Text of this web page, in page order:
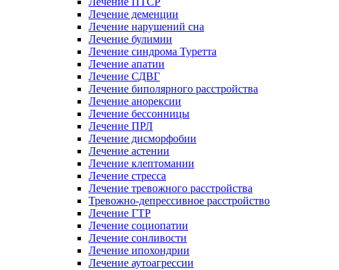
Лечение деменции
Лечение нарушений сна
Лечение булимии
Лечение синдрома Туретта
Лечение апатии
Лечение СДВГ
Лечение биполярного расстройства
Лечение анорексии
Лечение бессонницы
Лечение ПРЛ
Лечение дисморфобии
Лечение астении
Лечение клептомании
Лечение стресса
Лечение тревожного расстройства
Тревожно-депрессивное расстройство
Лечение ГТР
Лечение социопатии
Лечение сонливости
Лечение ипохондрии
Лечение аутоагрессии